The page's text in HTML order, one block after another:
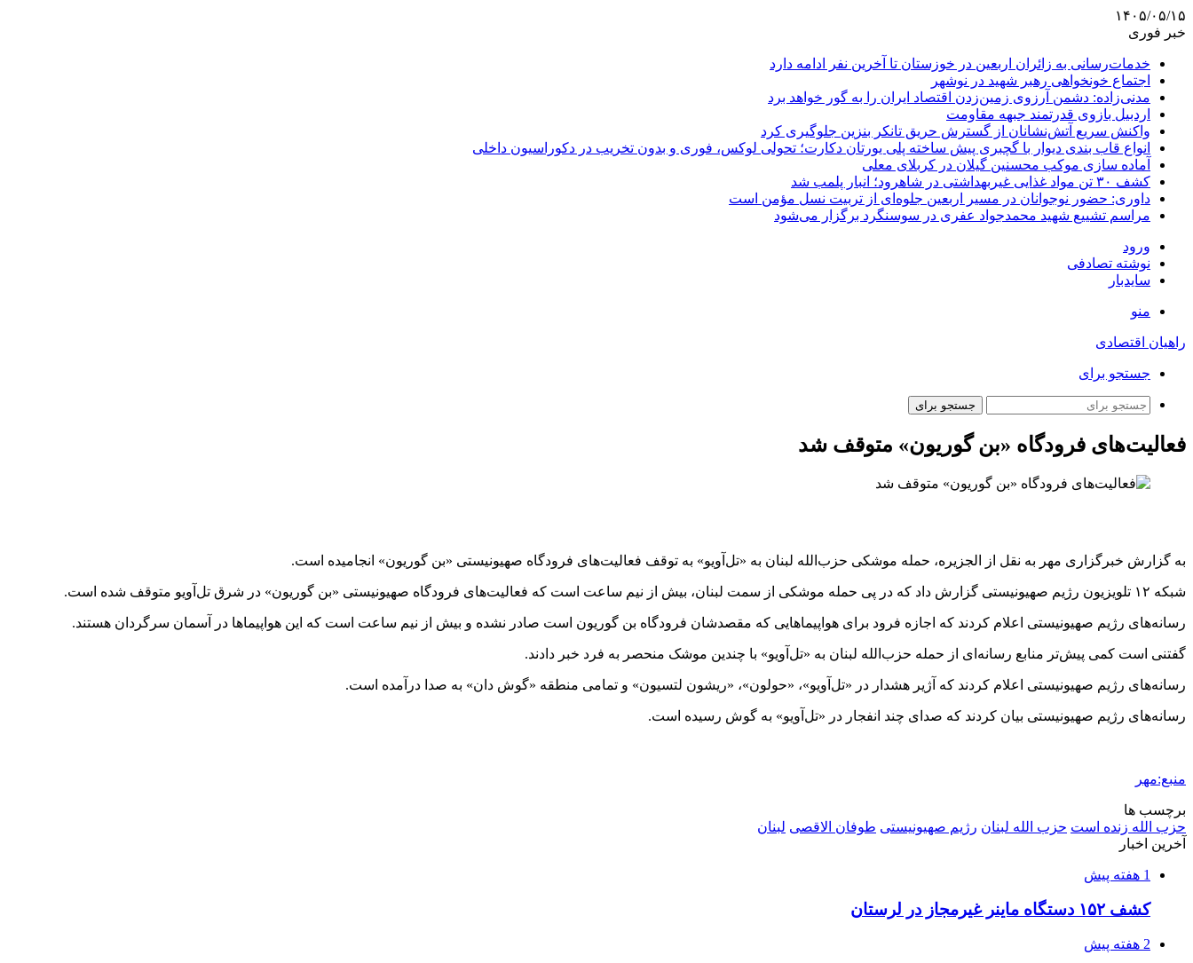
۱۴۰۵/۰۵/۱۵
خبر فوری
خدمات‌رسانی به زائران اربعین در خوزستان تا آخرین نفر ادامه دارد
اجتماع خونخواهی رهبر شهید در نوشهر
مدنی‌زاده: دشمن آرزوی زمین‌زدن اقتصاد ایران را به گور خواهد برد
اردبیل بازوی قدرتمند جبهه مقاومت
واکنش سریع آتش‌نشانان از گسترش حریق تانکر بنزین جلوگیری کرد
انواع قاب بندی دیوار با گچبری پیش ساخته پلی یورتان دکارت؛ تحولی لوکس، فوری و بدون تخریب در دکوراسیون داخلی
آماده سازی موکب محسنین گیلان در کربلای معلی
کشف ۳۰ تن مواد غذایی غیربهداشتی در شاهرود؛ انبار پلمب شد
داوری: حضور نوجوانان در مسیر اربعین جلوه‌ای از تربیت نسل مؤمن است
مراسم تشییع شهید محمدجواد عفری در سوسنگرد برگزار می‌شود
ورود
نوشته تصادفی
سایدبار
منو
راهیان اقتصادی
جستجو برای
جستجو برای
فعالیت‌های فرودگاه «بن گوریون» متوقف شد
به گزارش خبرگزاری مهر به نقل از الجزیره، حمله موشکی حزب‌الله لبنان به «تل‌آویو» به توقف فعالیت‌های فرودگاه صهیونیستی «بن گوریون» انجامیده است.
شبکه ۱۲ تلویزیون رژیم صهیونیستی گزارش داد که در پی حمله موشکی از سمت لبنان، بیش از نیم ساعت است که فعالیت‌های فرودگاه صهیونیستی «بن گوریون» در شرق تل‌آویو متوقف شده است.
رسانه‌های رژیم صهیونیستی اعلام کردند که اجازه فرود برای هواپیماهایی که مقصدشان فرودگاه بن گوریون است صادر نشده و بیش از نیم ساعت است که این هواپیماها در آسمان سرگردان هستند.
گفتنی است کمی پیش‌تر منابع رسانه‌ای از حمله حزب‌الله لبنان به «تل‌آویو» با چندین موشک منحصر به فرد خبر دادند.
رسانه‌های رژیم صهیونیستی اعلام کردند که آژیر هشدار در «تل‌آویو»، «حولون»، «ریشون لتسیون» و تمامی منطقه «گوش دان» به صدا درآمده است.
رسانه‌های رژیم صهیونیستی بیان کردند که صدای چند انفجار در «تل‌آویو» به گوش رسیده است.
منبع:مهر
برچسب ها
حزب الله زنده است حزب الله لبنان رژیم صهیونیستی طوفان الاقصی لبنان
آخرین اخبار
1 هفته پیش
کشف ۱۵۲ دستگاه ماینر غیرمجاز در لرستان
2 هفته پیش